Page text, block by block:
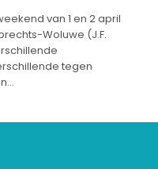
van 1 en 2 april
Woluwe (J.F.
tegen